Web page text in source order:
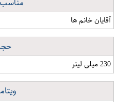
آقایان خانم ها
230 میلی لیتر